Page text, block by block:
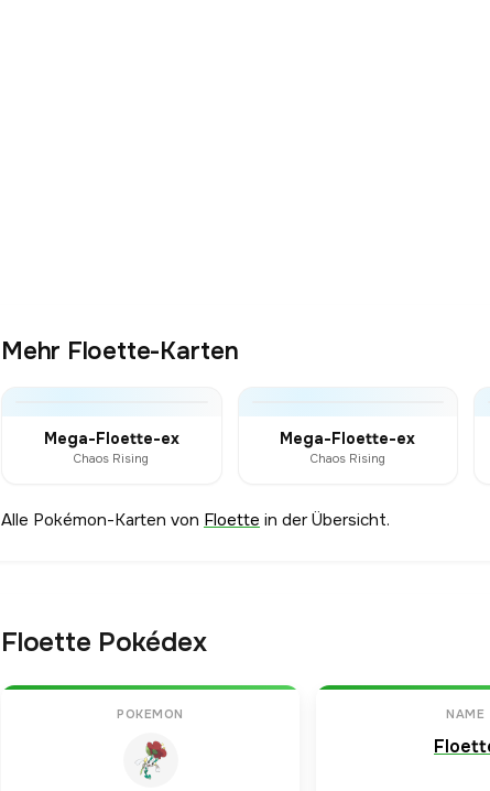
Mehr Floette-Karten
Mega-Floette-ex
Chaos Rising
Mega-Floette-ex
Chaos Rising
Alle Pokémon-Karten von Floette in der Übersicht.
Floette Pokédex
POKEMON NAME